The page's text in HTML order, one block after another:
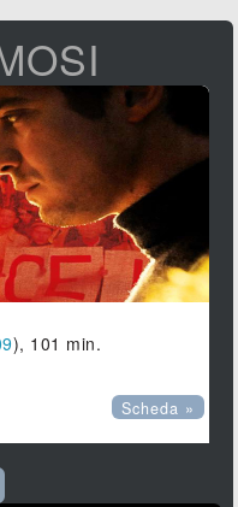
), 101 min.
Scheda »